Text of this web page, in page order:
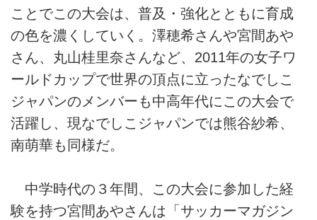
ことでこの大会は、普及・強化とともに育成
の色を濃くしていく。澤穂希さんや宮間あや
さん、丸山桂里奈さんなど、2011年の女子ワ
ールドカップで世界の頂点に立ったなでしこ
ジャパンのメンバーも中高年代にこの大会で
活躍し、現なでしこジャパンでは熊谷紗希、
南萌華も同様だ。
中学時代の３年間、この大会に参加した経
験を持つ宮間あやさんは「サッカーマガジン